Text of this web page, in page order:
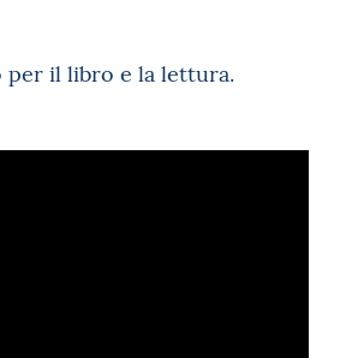
per il libro e la lettura.